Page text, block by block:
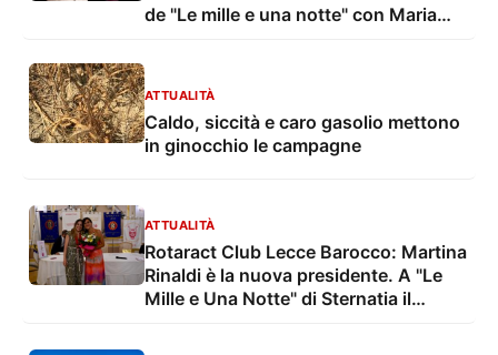
de "Le mille e una notte" con Maria
ATTUALITÀ
Caldo, siccità e caro gasolio mettono
in ginocchio le campagne
ATTUALITÀ
Rotaract Club Lecce Barocco: Martina
Rinaldi è la nuova presidente. A "Le
Mille e Una Notte" di Sternatia il